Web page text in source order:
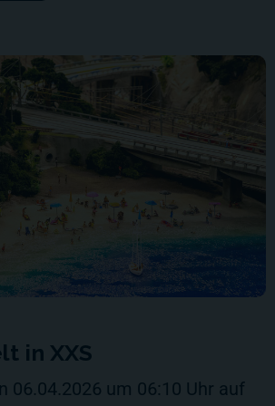
in XXS
06.04.2026 um 06:10 Uhr auf